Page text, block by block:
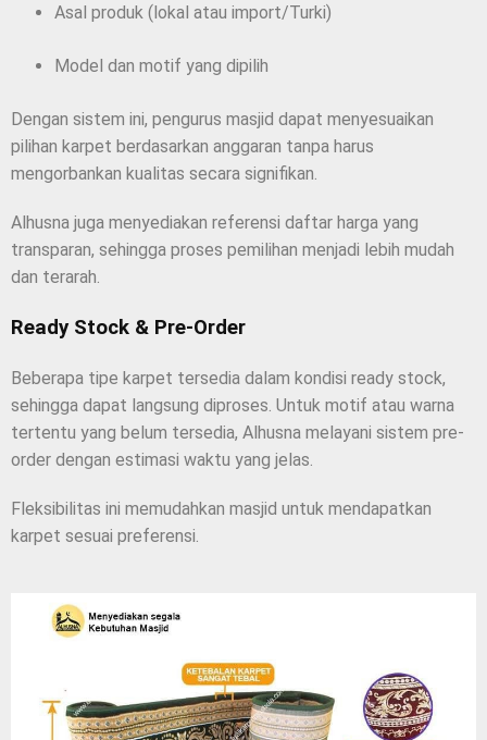
Asal produk (lokal atau import/Turki)
Model dan motif yang dipilih
Dengan sistem ini, pengurus masjid dapat menyesuaikan
pilihan karpet berdasarkan anggaran tanpa harus
mengorbankan kualitas secara signifikan.
Alhusna juga menyediakan referensi daftar harga yang
transparan, sehingga proses pemilihan menjadi lebih mudah
dan terarah.
Ready Stock & Pre-Order
Beberapa tipe karpet tersedia dalam kondisi ready stock,
sehingga dapat langsung diproses. Untuk motif atau warna
tertentu yang belum tersedia, Alhusna melayani sistem pre-
order dengan estimasi waktu yang jelas.
Fleksibilitas ini memudahkan masjid untuk mendapatkan
karpet sesuai preferensi.